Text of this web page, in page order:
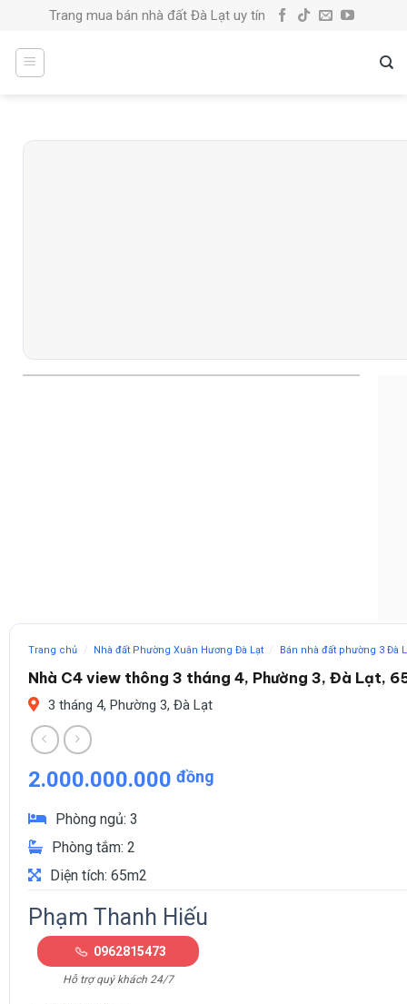
content
Trang mua bán nhà đất Đà Lạt uy tín
Trang chủ / Nhà đất Phường Xuân Hương Đà Lạt / Bán nhà đất phường 3 Đà
Nhà C4 view thông 3 tháng 4, Phường 3, Đà Lạt,
3 tháng 4, Phường 3, Đà Lạt
2.000.000.000 đồng
Phòng ngủ: 3
Phòng tắm: 2
Diện tích: 65m2
Phạm Thanh Hiếu
0962815473
Hỗ trợ quý khách 24/7